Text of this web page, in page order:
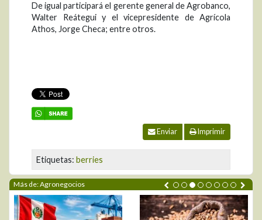
De igual participará el gerente general de Agrobanco,
Walter Reátegui y el vicepresidente de Agrícola
Athos, Jorge Checa; entre otros.
Enviar Imprimir
Etiquetas: berries
Más de: Agronegocios